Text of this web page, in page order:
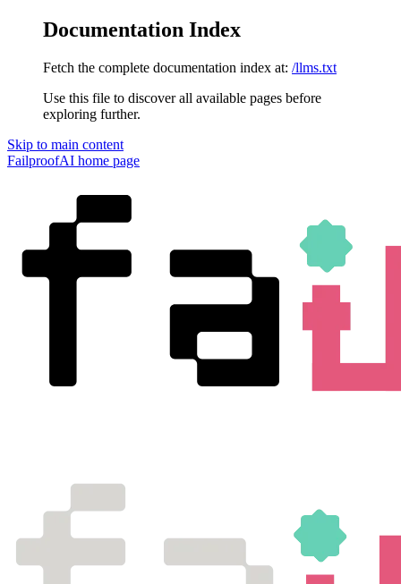
Documentation Index
Fetch the complete documentation index at: /llms.txt
Use this file to discover all available pages before
exploring further.
Skip to main content
FailproofAI home page